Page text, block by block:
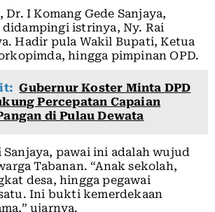
I Komang Gede Sanjaya,
didampingi istrinya, Ny. Rai
Hadir pula Wakil Bupati, Ketua
hingga pimpinan OPD.
Gubernur Koster Minta DPD
Percepatan Capaian
di Pulau Dewata
pawai ini adalah wujud
Tabanan. “Anak sekolah,
desa, hingga pegawai
Ini bukti kemerdekaan
ujarnya.